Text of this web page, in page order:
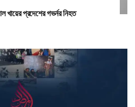
প্রদেশের গভর্নর নিহত